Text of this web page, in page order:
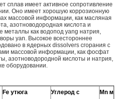
сплав имеет активное сопротивление
Оно имеет хорошую коррозионную
массовой информации, как масляная
азотноводородная кислота и
металлы как водопод yang натрия,
yan. Высокое всестороннее
в ядерных dissolvers сгорания с
массовой информации, как фосфат
азотноводородной кислоты и натрия,
оборудовании.
Fe утюга Углерод c Mn